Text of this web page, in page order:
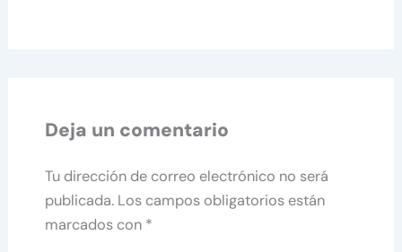
Deja un comentario
Tu dirección de correo electrónico no será
publicada. Los campos obligatorios están
marcados con *